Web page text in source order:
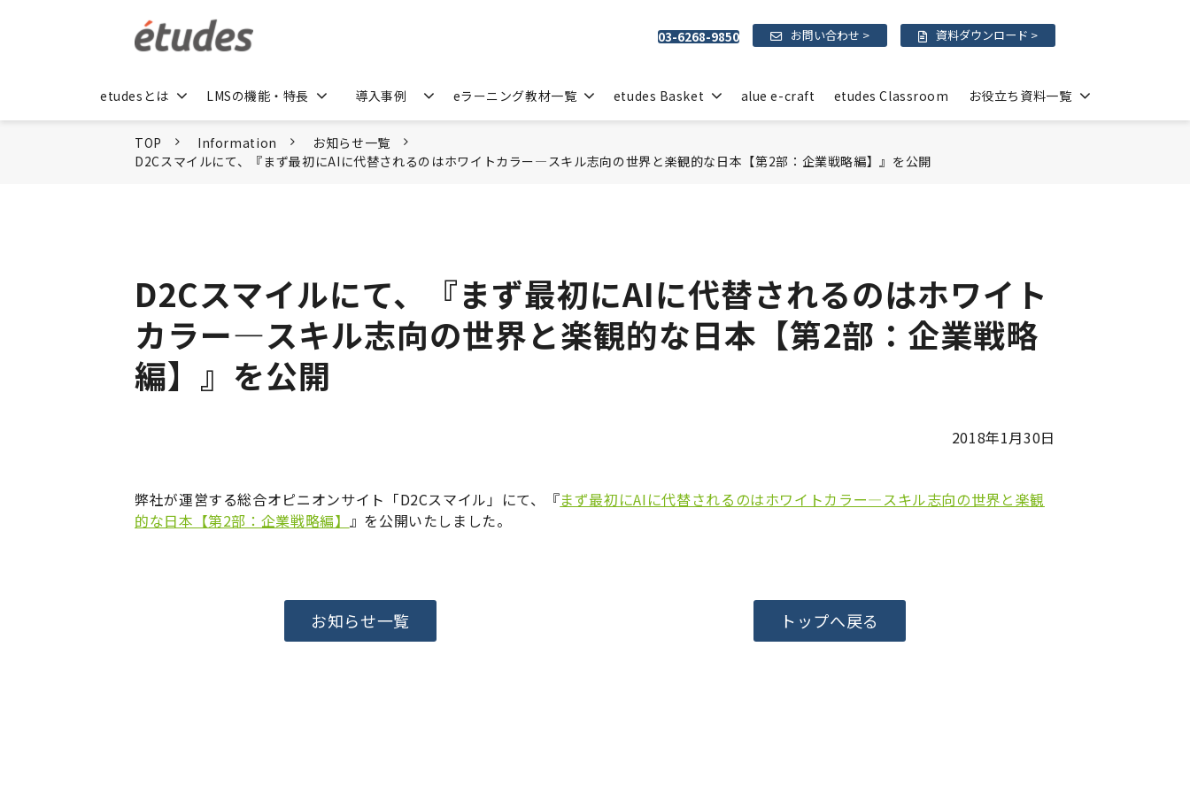
03-6268-9850 お問い合わせ > 資料ダウンロード >
etudesとは LMSの機能・特長 導入事例 eラーニング教材一覧 etudes Basket alue e-craft etudes Classroom お役立ち資料一覧
TOP Information
お知らせ一覧
D2Cスマイルにて、『まず最初にAIに代替されるのはホワイトカラー―スキル志向の世界と楽観的な日本【第2部：企業戦略編】』を公開
D2Cスマイルにて、『まず最初にAIに代替されるのはホワイト
カラー―スキル志向の世界と楽観的な日本【第2部：企業戦略
編】』を公開
2018年1月30日
弊社が運営する総合オピニオンサイト「D2Cスマイル」にて、『まず最初にAIに代替されるのはホワイトカラー―スキル志向の世界と楽観
的な日本【第2部：企業戦略編】 』を公開いたしました。
お知らせ一覧 トップへ戻る